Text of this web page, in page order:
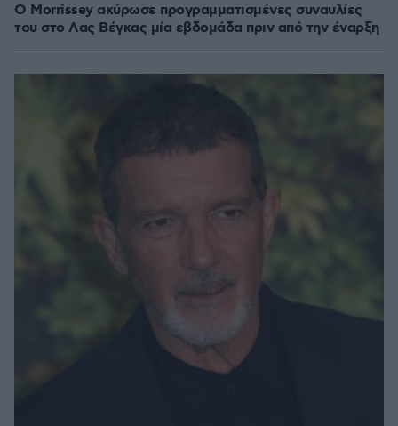
Ο Morrissey ακύρωσε προγραμματισμένες συναυλίες
του στο Λας Βέγκας μία εβδομάδα πριν από την έναρξη